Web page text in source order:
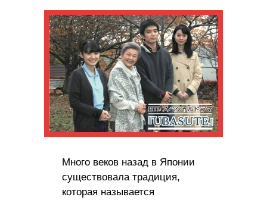
Много веков назад в Японии
существовала традиция,
которая называется